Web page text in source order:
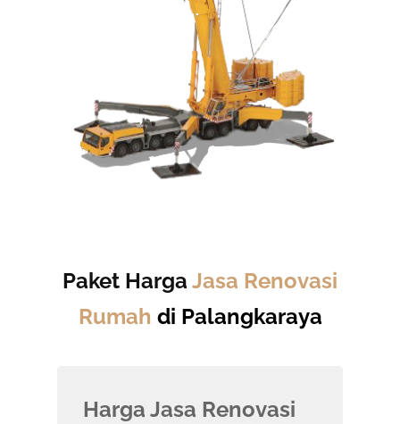
Paket Harga Jasa Renovasi
Rumah di Palangkaraya
Harga Jasa Renovasi